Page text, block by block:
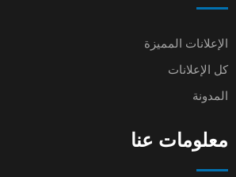
الإعلانات المميزة
كل الإعلانات
المدونة
معلومات عنا